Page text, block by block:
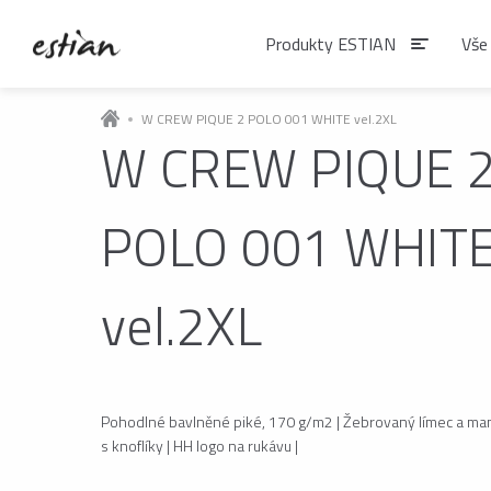
W CREW PIQUE 2 POLO 001 WHITE vel.2XL
W CREW PIQUE 2
POLO 001
vel.2XL
Pohodlné bavlněné piké, 170 g/m2 | Žebrovaný límec a
s knoflíky | HH logo na rukávu |
Produkty ESTIAN
Produkty
VÝDEJNÍKY VODY
Matcha
Čaje BIO